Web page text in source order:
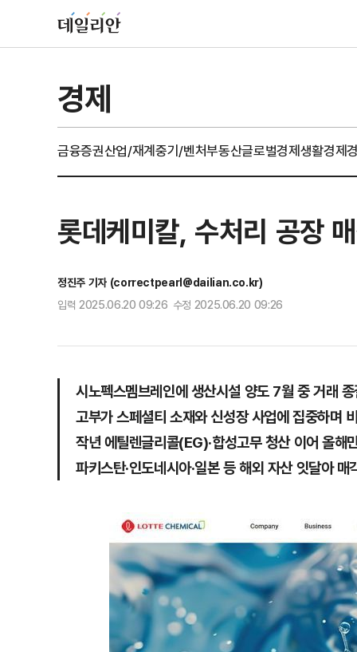
경제
금융증권산업/재계중기/벤처부동산글로벌경제생활경제
롯데케미칼, 수처리 공장
정진주 기자 (correctpearl@dailian.co.kr)
입력 2025.06.20 09:26 수정 2025.06.20 09:26
시노펙스멤브레인에 생산시설 양도 7월 중 거래
고부가 스페셜티 소재와 신성장 사업에 집중하며
작년 에틸렌글리콜(EG)·합성고무 청산 이어 올해
파키스탄·인도네시아·일본 등 해외 자산 잇달아 매